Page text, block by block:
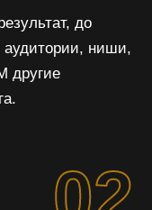
до
аудитории, ниши,
другие